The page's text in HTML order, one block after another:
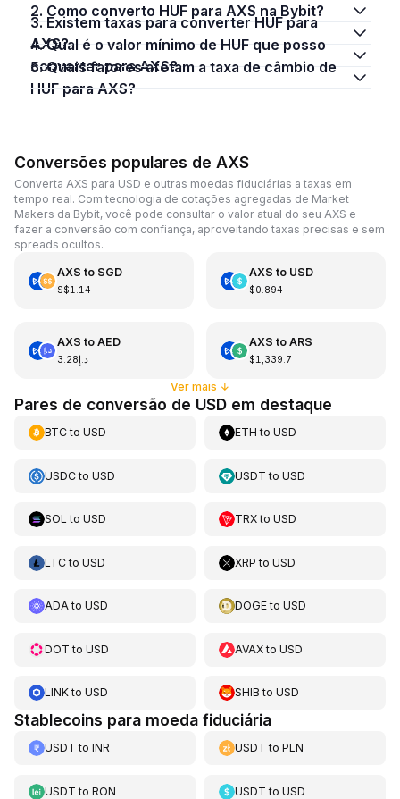
2. Como converto HUF para AXS na Bybit?
3. Existem taxas para converter HUF para
AXS?
4. Qual é o valor mínimo de HUF que posso
converter para AXS?
5. Quais fatores afetam a taxa de câmbio de
HUF para AXS?
Conversões populares de AXS
Converta AXS para USD e outras moedas fiduciárias a taxas em
tempo real. Com tecnologia de cotações agregadas de Market
Makers da Bybit, você pode consultar o valor atual do seu AXS e
fazer a conversão com confiança, aproveitando taxas precisas e sem
spreads ocultos.
AXS to SGD
S$1.14
AXS to USD
$0.894
AXS to AED
د.إ3.28
AXS to ARS
$1,339.7
Ver mais ↓
Pares de conversão de USD em destaque
BTCto USD ETH toUSD
USDCto USD USDT toUSD
SOL to USD TRXtoUSD
LTCto USD XRP toUSD
ADAto USD DOGEtoUSD
DOT to USD AVAXtoUSD
LINKto USD SHIB toUSD
Stablecoins para moeda fiduciária
USDT to INR USDT toPLN
USDT to RON USDT toUSD